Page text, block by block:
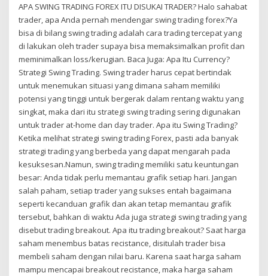
APA SWING TRADING FOREX ITU DISUKAI TRADER? Halo sahabat
trader, apa Anda pernah mendengar swing trading forex?Ya
bisa di bilang swing trading adalah cara trading tercepat yang
di lakukan oleh trader supaya bisa memaksimalkan profit dan
meminimalkan loss/kerugian. Baca Juga: Apa Itu Currency?
Strategi Swing Trading. Swing trader harus cepat bertindak
untuk menemukan situasi yang dimana saham memiliki
potensi yang tinggi untuk bergerak dalam rentang waktu yang
singkat, maka dari itu strategi swing trading sering digunakan
untuk trader at-home dan day trader. Apa itu Swing Trading?
Ketika melihat strategi swing trading Forex, pasti ada banyak
strategi trading yang berbeda yang dapat mengarah pada
kesuksesan.Namun, swing trading memiliki satu keuntungan
besar: Anda tidak perlu memantau grafik setiap hari. Jangan
salah paham, setiap trader yang sukses entah bagaimana
seperti kecanduan grafik dan akan tetap memantau grafik
tersebut, bahkan di waktu Ada juga strategi swing trading yang
disebut trading breakout. Apa itu trading breakout? Saat harga
saham menembus batas recistance, disitulah trader bisa
membeli saham dengan nilai baru. Karena saat harga saham
mampu mencapai breakout recistance, maka harga saham